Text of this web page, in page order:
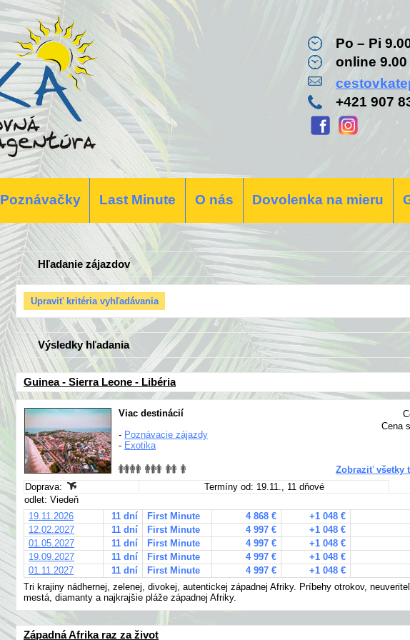
Po – Pi
online 9.00
+421 907
Poznávačky Last Minute O nás Dovolenka na mieru
Hľadanie zájazdov
Výsledky hľadania
Guinea - Sierra Leone - Libéria
Cena
Viac destinácií
- Poznávacie zájazdy
- Exotika
Zobraziť všetky
Doprava:
Termíny od: 19.11., 11 dňové
odlet: Viedeň
19.11.2026
11 dní First Minute 4 868 € +1 048 €
12.02.2027
11 dní First Minute 4 997 € +1 048 €
01.05.2027
11 dní First Minute 4 997 € +1 048 €
19.09.2027
11 dní First Minute 4 997 € +1 048 €
01.11.2027
11 dní First Minute 4 997 € +1 048 €
Tri krajiny nádhernej, zelenej, divokej, autentickej západnej Afriky. Príbehy otrokov,
mestá, diamanty a najkrajšie pláže západnej Afriky.
Západná Afrika raz za život